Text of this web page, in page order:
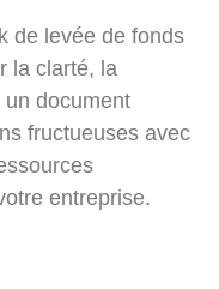
de levée de fonds
la clarté, la
un document
fructueuses avec
entreprise.